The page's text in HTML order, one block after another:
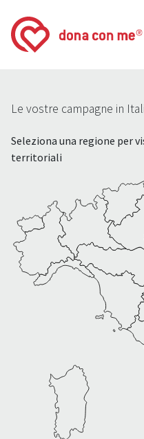
Le vostre campagne in
Seleziona una regione per
territoriali